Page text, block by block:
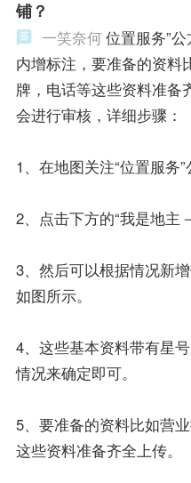
铺？
一笑奈何位置服务”
内增标注，要准备的资料
牌，电话等这些资料准备
会进行审核，详细步骤：
1、在地图关注“位置服务”
2、点击下方的“我是地主
3、然后可以根据情况新
如图所示。
4、这些基本资料带有星
情况来确定即可。
5、要准备的资料比如营
这些资料准备齐全上传。